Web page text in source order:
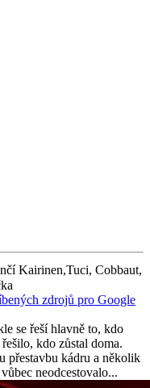
Kairinen,Tuci, Cobbaut,
zdrojů pro Google
se řeší hlavně to, kdo
kdo zůstal doma.
přestavbu kádru a několik
neodcestovalo...